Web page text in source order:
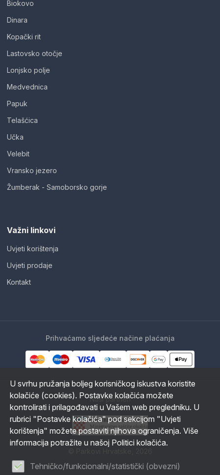
Biokovo
Dinara
Kopački rit
Lastovsko otočje
Lonjsko polje
Medvednica
Papuk
Telašćica
Učka
Velebit
Vransko jezero
Žumberak - Samoborsko gorje
Važni linkovi
Uvjeti korištenja
Uvjeti prodaje
Kontakt
Prihvaćamo sljedeće načine plaćanja
Naši partneri
U svrhu pružanja boljeg korisničkog iskustva koristite
kolačiće (cookies). Postavke kolačića možete
kontrolirati i prilagođavati u Vašem web pregledniku. U
rubrici "Postavke kolačića" pod sekcijom "Uvjeti
korištenja" možete postaviti njihova ograničenja. Više
informacija potražite u našoj Politici kolačića.
Tehničko/funkcionalni/statistički (obvezni)